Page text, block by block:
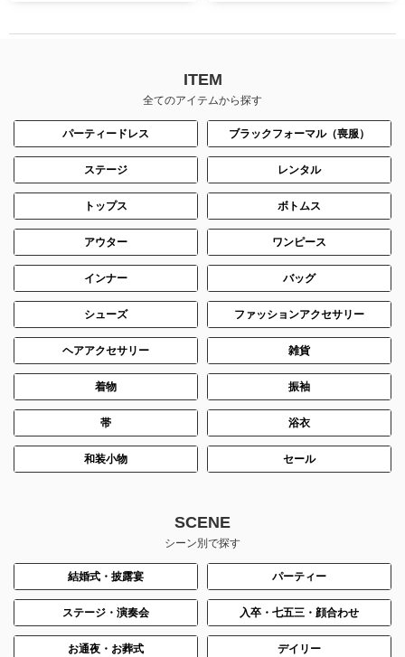
ITEM
全てのアイテムから探す
パーティードレス ブラックフォーマル（喪服）
ステージ レンタル
トップス ボトムス
アウター ワンピース
インナー バッグ
シューズ ファッションアクセサリー
ヘアアクセサリー 雑貨
着物 振袖
帯 浴衣
和装小物 セール
SCENE
シーン別で探す
結婚式・披露宴 パーティー
ステージ・演奏会 入卒・七五三・顔合わせ
お通夜・お葬式 デイリー